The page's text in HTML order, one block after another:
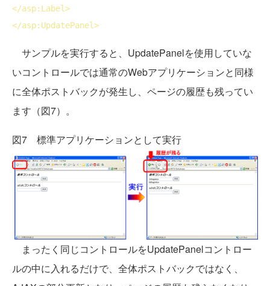
</asp:Label>
</asp:UpdatePanel>
サンプルを実行すると、UpdatePanelを使用していな
いコントロールでは通常のWebアプリケーションと同様
に全体ポストバックが発生し、ページの履歴も残ってい
ます（図7）。
図7 標準アプリケーションとして実行
まったく同じコントロールをUpdatePanelコントロー
ルの中に入れるだけで、全体ポストバックではなく、